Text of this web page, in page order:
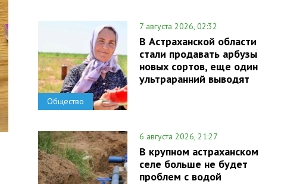
Общество
7 августа 2026, 02:32
В Астраханской области
стали продавать арбузы
новых сортов, еще один
ультраранний выводят
6 августа 2026, 21:27
В крупном астраханском
селе больше не будет
проблем с водой